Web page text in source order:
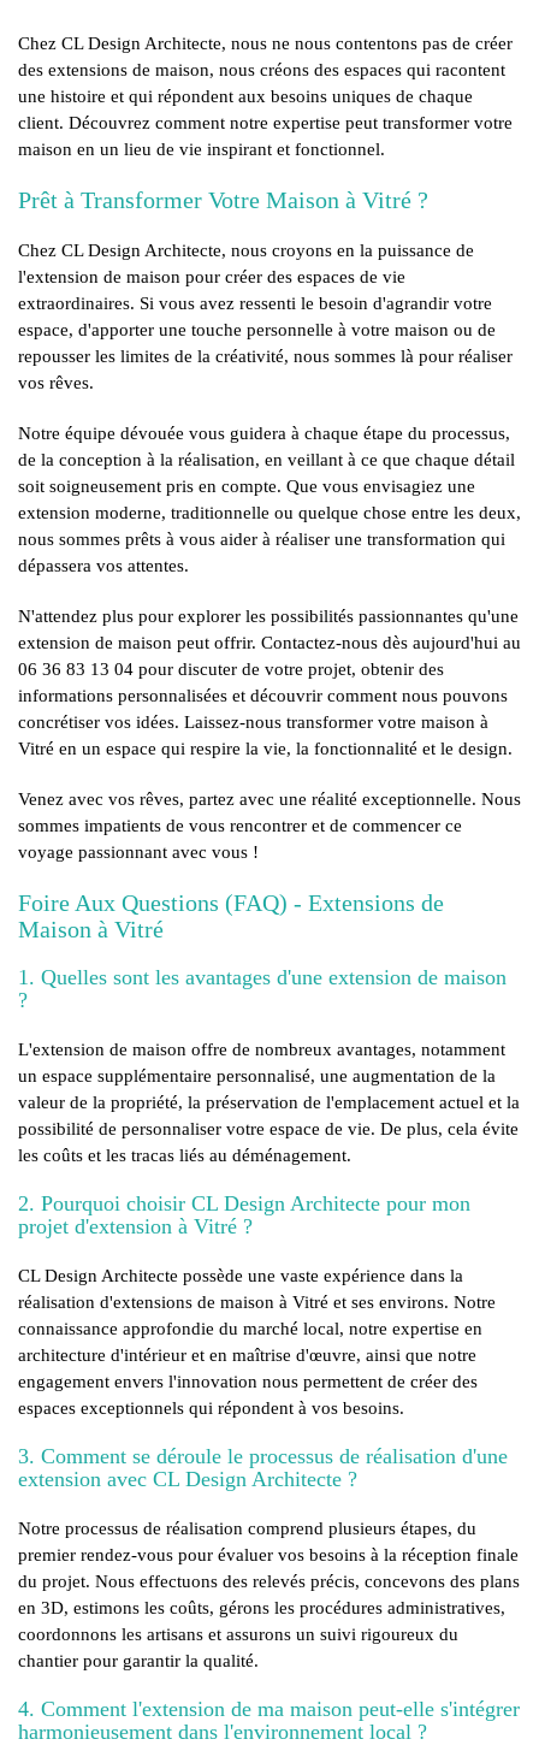
Chez CL Design Architecte, nous ne nous contentons pas de créer
des extensions de maison, nous créons des espaces qui racontent
une histoire et qui répondent aux besoins uniques de chaque
client. Découvrez comment notre expertise peut transformer votre
maison en un lieu de vie inspirant et fonctionnel.
Prêt à Transformer Votre Maison à Vitré ?
Chez CL Design Architecte, nous croyons en la puissance de
l'extension de maison pour créer des espaces de vie
extraordinaires. Si vous avez ressenti le besoin d'agrandir votre
espace, d'apporter une touche personnelle à votre maison ou de
repousser les limites de la créativité, nous sommes là pour réaliser
vos rêves.
Notre équipe dévouée vous guidera à chaque étape du processus,
de la conception à la réalisation, en veillant à ce que chaque détail
soit soigneusement pris en compte. Que vous envisagiez une
extension moderne, traditionnelle ou quelque chose entre les deux,
nous sommes prêts à vous aider à réaliser une transformation qui
dépassera vos attentes.
N'attendez plus pour explorer les possibilités passionnantes qu'une
extension de maison peut offrir. Contactez-nous dès aujourd'hui au
06 36 83 13 04 pour discuter de votre projet, obtenir des
informations personnalisées et découvrir comment nous pouvons
concrétiser vos idées. Laissez-nous transformer votre maison à
Vitré en un espace qui respire la vie, la fonctionnalité et le design.
Venez avec vos rêves, partez avec une réalité exceptionnelle. Nous
sommes impatients de vous rencontrer et de commencer ce
voyage passionnant avec vous !
Foire Aux Questions (FAQ) - Extensions de
Maison à Vitré
1. Quelles sont les avantages d'une extension de maison
?
L'extension de maison offre de nombreux avantages, notamment
un espace supplémentaire personnalisé, une augmentation de la
valeur de la propriété, la préservation de l'emplacement actuel et la
possibilité de personnaliser votre espace de vie. De plus, cela évite
les coûts et les tracas liés au déménagement.
2. Pourquoi choisir CL Design Architecte pour mon
projet d'extension à Vitré ?
CL Design Architecte possède une vaste expérience dans la
réalisation d'extensions de maison à Vitré et ses environs. Notre
connaissance approfondie du marché local, notre expertise en
architecture d'intérieur et en maîtrise d'œuvre, ainsi que notre
engagement envers l'innovation nous permettent de créer des
espaces exceptionnels qui répondent à vos besoins.
3. Comment se déroule le processus de réalisation d'une
extension avec CL Design Architecte ?
Notre processus de réalisation comprend plusieurs étapes, du
premier rendez-vous pour évaluer vos besoins à la réception finale
du projet. Nous effectuons des relevés précis, concevons des plans
en 3D, estimons les coûts, gérons les procédures administratives,
coordonnons les artisans et assurons un suivi rigoureux du
chantier pour garantir la qualité.
4. Comment l'extension de ma maison peut-elle s'intégrer
harmonieusement dans l'environnement local ?